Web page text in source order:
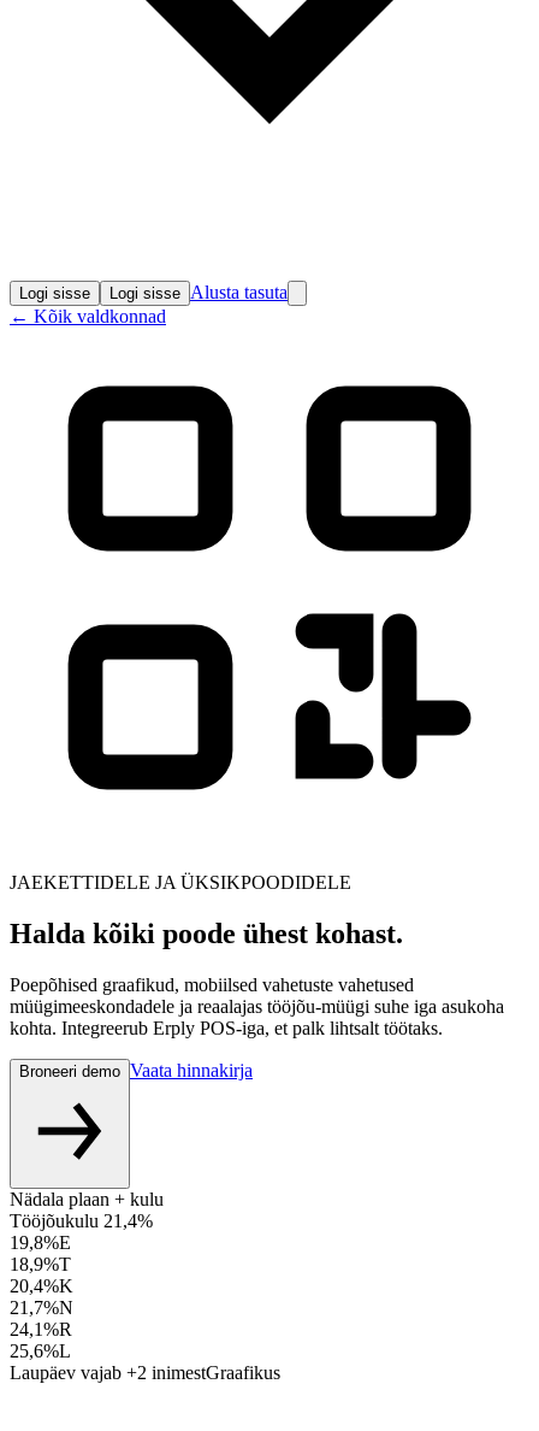
Logi sisse Logi sisse Alusta tasuta
← Kõik valdkonnad
JAEKETTIDELE JA ÜKSIKPOODIDELE
Halda kõiki poode ühest kohast.
Poepõhised graafikud, mobiilsed vahetuste vahetused
müügimeeskondadele ja reaalajas tööjõu-müügi suhe iga asukoha
kohta. Integreerub Erply POS-iga, et palk lihtsalt töötaks.
Broneeri demo Vaata hinnakirja
Nädala plaan + kulu
Tööjõukulu 21,4%
19,8%E
18,9%T
20,4%K
21,7%N
24,1%R
25,6%L
Laupäev vajab +2 inimestGraafikus